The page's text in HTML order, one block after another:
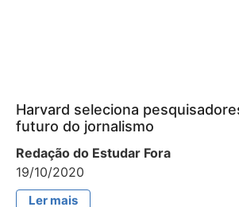
Harvard seleciona
futuro do jornalismo
Redação do Estudar Fora
19/10/2020
Ler mais